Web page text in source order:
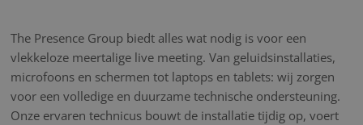
The Presence Group biedt alles wat nodig is voor een
vlekkeloze meertalige live meeting. Van geluidsinstallaties,
microfoons en schermen tot laptops en tablets: wij zorgen
voor een volledige en duurzame technische ondersteuning.
Onze ervaren technicus bouwt de installatie tijdig op, voert